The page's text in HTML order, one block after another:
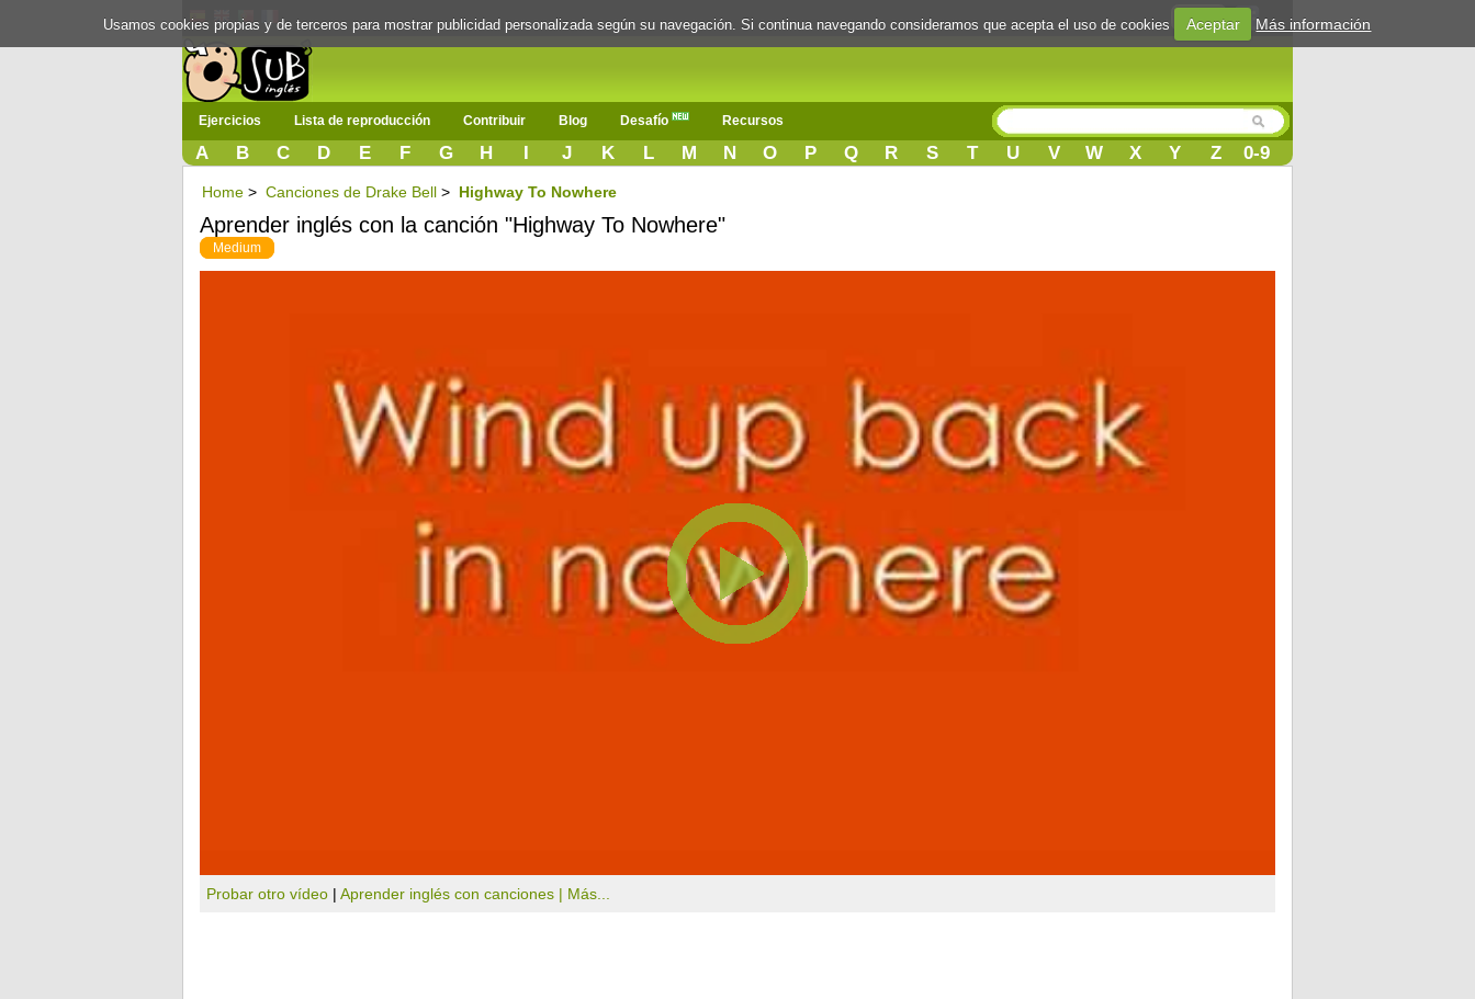
Login
Ejercicios Lista de reproducción Contribuir Blog Desafío Recursos
A B C D E F G H I J K L M N O P Q R S T U V W X Y Z 0-9
Home > Canciones de Drake Bell > Highway To Nowhere
Aprender inglés con la canción "Highway To Nowhere"
Medium
Probar otro vídeo | Aprender inglés con canciones | Más...
Usamos cookies propias y de terceros para mostrar publicidad personalizada según su navegación. Si continua navegando consideramos que acepta el uso de cookies Aceptar Más información